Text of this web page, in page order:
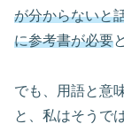
が分からないと
に参考書が必要
でも、用語と意
と、私はそうで